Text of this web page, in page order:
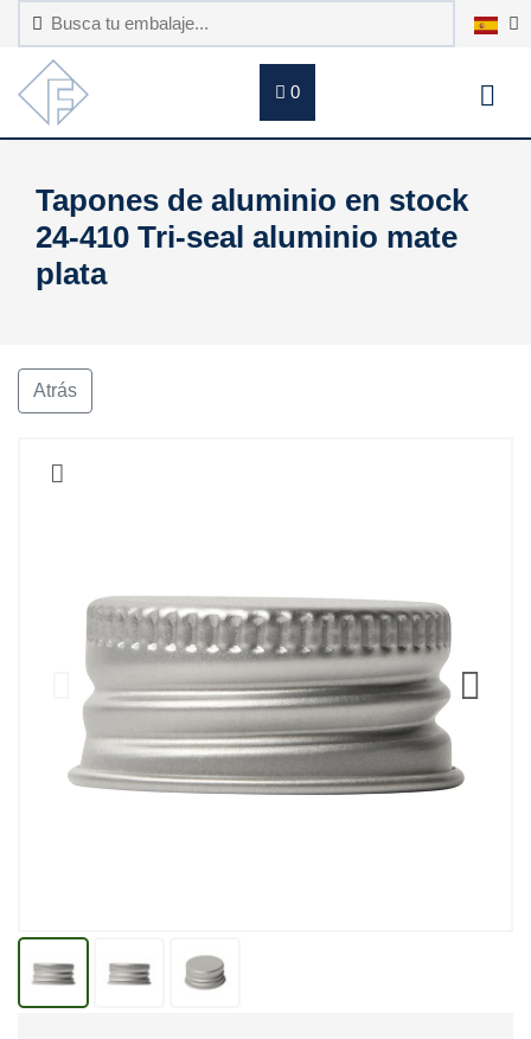
0
Tapones de aluminio en stock
24-410 Tri-seal aluminio mate
plata
Atrás